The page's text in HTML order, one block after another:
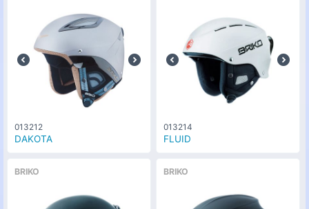
013212
DAKOTA
013214
FLUID
BRIKO BRIKO